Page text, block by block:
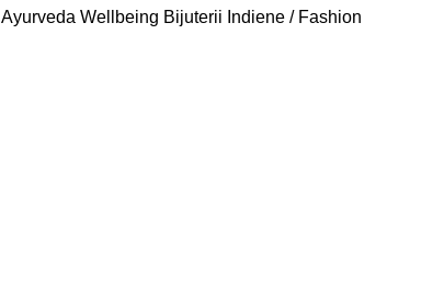
Ayurveda Wellbeing Bijuterii Indiene / Fashion